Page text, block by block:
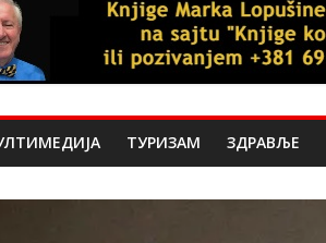
ТУРИЗАМ ЗДРАВЉЕ